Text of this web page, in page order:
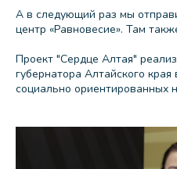
А в следующий раз мы
центр «Равновесие». Там
Проект "Сердце Алтая"
губернатора Алтайского
социально ориентированных